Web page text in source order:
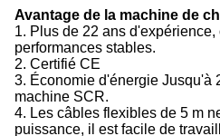
Avantage de la machine de
1. Plus de 22 ans
performances stables.
2. Certifié CE
3. Économie d'énergie Jusqu'à
machine SCR.
4. Les câbles flexibles de 5 m
puissance, il est facile de